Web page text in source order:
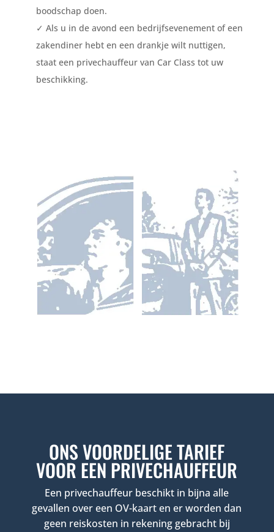
boodschap doen.
✓ Als u in de avond een bedrijfsevenement of een
zakendiner hebt en een drankje wilt nuttigen,
staat een privechauffeur van Car Class tot uw
beschikking.
ONS VOORDELIGE TARIEF
VOOR EEN PRIVECHAUFFEUR
Een privechauffeur beschikt in bijna alle
gevallen over een OV-kaart en er worden dan
geen reiskosten in rekening gebracht bij